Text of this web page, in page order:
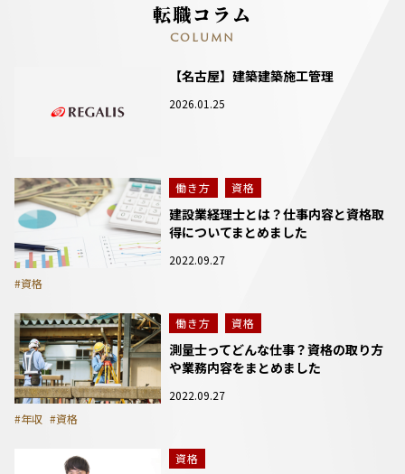
転職コラム
COLUMN
【名古屋】建築建築施工管理
2026.01.25
働き方 資格
建設業経理士とは？仕事内容と資格取
得についてまとめました
2022.09.27
#資格
働き方 資格
測量士ってどんな仕事？資格の取り方
や業務内容をまとめました
2022.09.27
#年収 #資格
資格